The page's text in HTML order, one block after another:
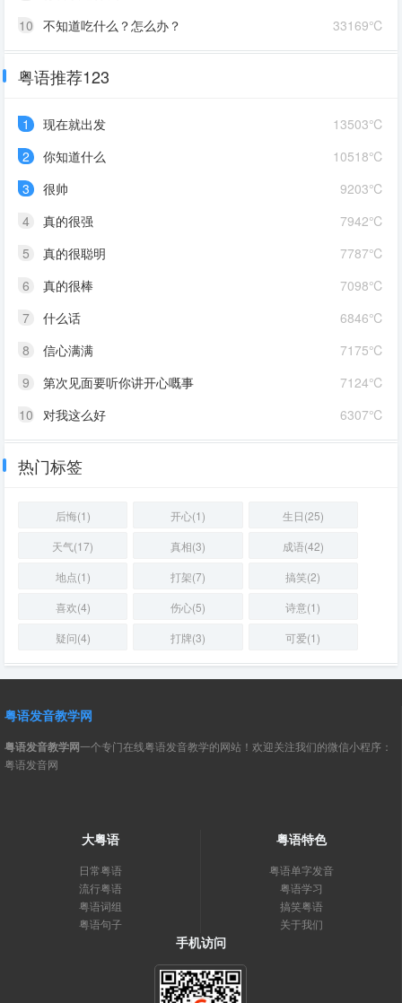
33169℃
10 不知道吃什么？怎么办？
粤语推荐123
13503℃
1
现在就出发
10518℃
2
你知道什么
9203℃
3
很帅
7942℃
4
真的很强
7787℃
5
真的很聪明
7098℃
6
真的很棒
6846℃
7
什么话
7175℃
8
信心满满
7124℃
9
第次见面要听你讲开心嘅事
6307℃
10 对我这么好
热门标签
后悔(1) 开心(1)
生日(25)
天气(17)
真相(3)
成语(42)
地点(1)
打架(7)
搞笑(2)
喜欢(4)
伤心(5)
诗意(1)
疑问(4)
打牌(3) 可爱(1)
粤语发音教学网
粤语发音教学网一个专门在线粤语发音教学的网站！欢迎关注我们的微信小程序：
粤语发音网
大粤语
日常粤语
流行粤语
粤语词组
粤语句子
粤语特色
粤语单字发音
粤语学习
搞笑粤语
关于我们
手机访问